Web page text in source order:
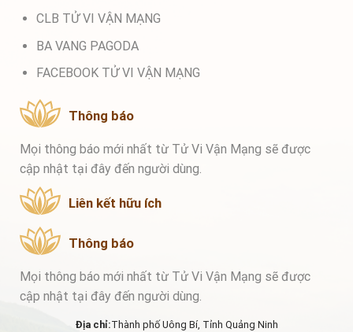
CLB TỬ VI VẬN MẠNG
BA VANG PAGODA
FACEBOOK TỬ VI VẬN MẠNG
Thông báo
Mọi thông báo mới nhất từ Tử Vi Vận Mạng sẽ được
cập nhật tại đây đến người dùng.
Liên kết hữu ích
Thông báo
Mọi thông báo mới nhất từ Tử Vi Vận Mạng sẽ được
cập nhật tại đây đến người dùng.
Địa chỉ:Thành phố Uông Bí, Tỉnh Quảng Ninh